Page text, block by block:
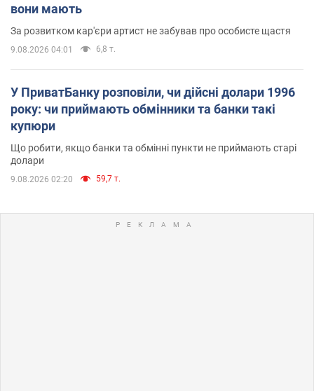
вони мають
За розвитком кар'єри артист не забував про особисте щастя
9.08.2026 04:01 6,8 т.
У ПриватБанку розповіли, чи дійсні долари 1996
року: чи приймають обмінники та банки такі
купюри
Що робити, якщо банки та обмінні пункти не приймають старі
долари
9.08.2026 02:20 59,7 т.